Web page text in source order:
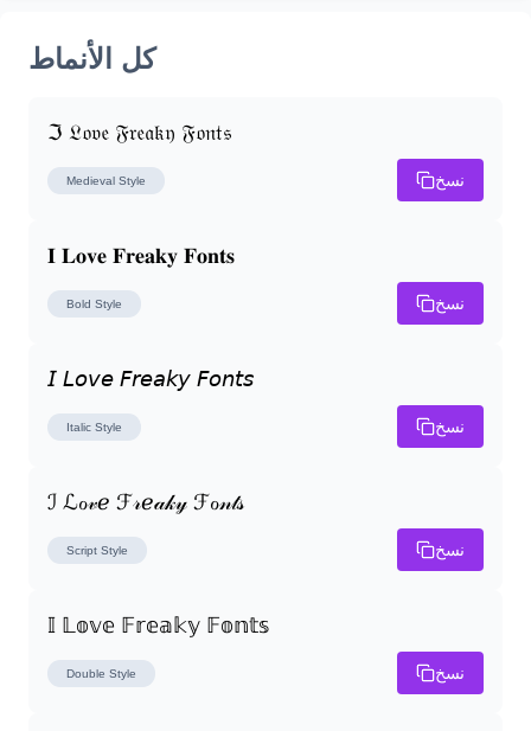
كل الأنماط
ℑ 𝔏𝔬𝔳𝔢 𝔉𝔯𝔢𝔞𝔨𝔶 𝔉𝔬𝔫𝔱𝔰
Medieval Style نسخ
𝐈 𝐋𝐨𝐯𝐞 𝐅𝐫𝐞𝐚𝐤𝐲 𝐅𝐨𝐧𝐭𝐬
Bold Style نسخ
𝘐 𝘓𝘰𝘷𝘦 𝘍𝘳𝘦𝘢𝘬𝘺 𝘍𝘰𝘯𝘵𝘴
Italic Style نسخ
ℐ ℒℴ𝓋ℯ ℱ𝓇ℯ𝒶𝓀𝓎 ℱℴ𝓃𝓉𝓈
Script Style نسخ
𝕀 𝕃𝕠𝕧𝕖 𝔽𝕣𝕖𝕒𝕜𝕪 𝔽𝕠𝕟𝕥𝕤
Double Style نسخ